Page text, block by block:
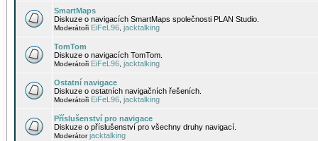
SmartMaps
Diskuze o navigacích SmartMaps společnosti PLAN Studio.
Moderátoři EiFeL96 jacktalking
TomTom
Diskuze o navigacích TomTom.
Moderátoři EiFeL96 jacktalking
Ostatní navigace
Diskuze o ostatních navigačních řešeních.
Moderátoři EiFeL96 jacktalking
Příslušenství pro navigace
Diskuze o příslušenství pro všechny druhy navigací.
Moderátorjacktalking